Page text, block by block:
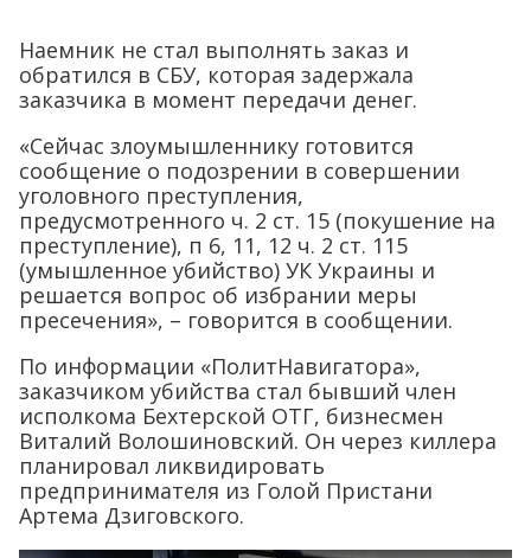
Наемник не стал выполнять заказ и
обратился в СБУ, которая задержала
заказчика в момент передачи денег.
«Сейчас злоумышленнику готовится
сообщение о подозрении в совершении
уголовного преступления,
предусмотренного ч. 2 ст. 15 (покушение на
преступление), п 6, 11, 12 ч. 2 ст. 115
(умышленное убийство) УК Украины и
решается вопрос об избрании меры
пресечения», – говорится в сообщении.
По информации «ПолитНавигатора»,
заказчиком убийства стал бывший член
исполкома Бехтерской ОТГ, бизнесмен
Виталий Волошиновский. Он через киллера
планировал ликвидировать
предпринимателя из Голой Пристани
Артема Дзиговского.